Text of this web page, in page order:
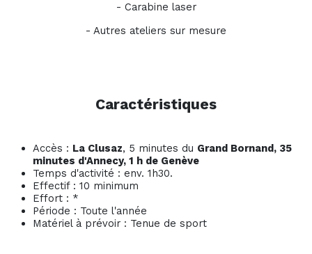
- Carabine laser
- Autres ateliers sur mesure
Caractéristiques
Accès : La Clusaz, 5 minutes du Grand Bornand, 35
minutes d'Annecy, 1 h de Genève
Temps d'activité : env. 1h30.
Effectif : 10 minimum
Effort : *
Période : Toute l'année
Matériel à prévoir : Tenue de sport